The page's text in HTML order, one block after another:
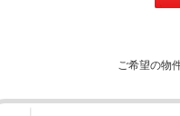
ご希望の物